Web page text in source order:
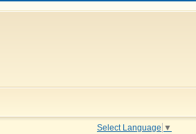
Select Language ▼